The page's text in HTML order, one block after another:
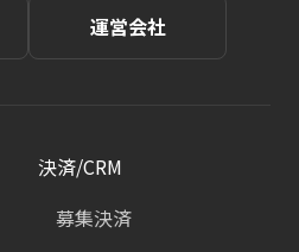
運営会社
決済/CRM
募集決済